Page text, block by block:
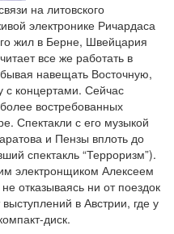
на литовского
электронике Ричардаса
жил в Берне, Швейцария
все же работать в
навещать Восточную,
концертами. Сейчас
востребованных
Спектакли с его музыкой
и Пензы вплоть до
спектакль “Терроризм”).
электронщиком Алексеем
отказываясь ни от поездок
в Австрии, где у
диск.